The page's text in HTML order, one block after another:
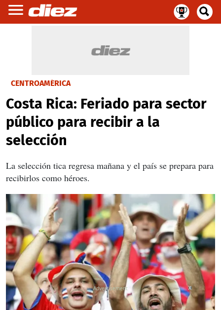
CENTROAMÉRICA
Costa Rica: Feriado para sector
público para recibir a la
selección
La selección tica regresa mañana y el país se prepara para
recibirlos como héroes.
X